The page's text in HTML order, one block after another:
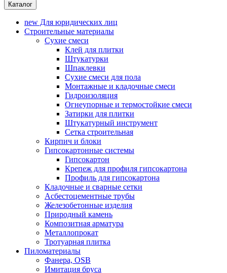
Каталог
new Для юридических лиц
Строительные материалы
Сухие смеси
Клей для плитки
Штукатурки
Шпаклевки
Сухие смеси для пола
Монтажные и кладочные смеси
Гидроизоляция
Oгнеупорные и термостойкие смеси
Затирки для плитки
Штукатурный инструмент
Cетка строительная
Кирпич и блоки
Гипсокартонные системы
Гипсокартон
Крепеж для профиля гипсокартона
Профиль для гипсокартона
Кладочные и сварные сетки
Асбестоцементные трубы
Железобетонные изделия
Природный камень
Композитная арматура
Металлопрокат
Тротуарная плитка
Пиломатериалы
Фанера, OSB
Имитация бруса